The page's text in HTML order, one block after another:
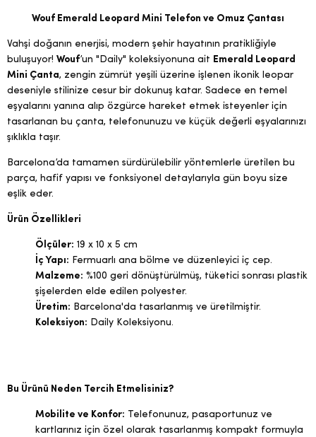
Wouf Emerald Leopard Mini Telefon ve Omuz Çantası
Vahşi doğanın enerjisi, modern şehir hayatının pratikliğiyle
buluşuyor! Wouf’un "Daily" koleksiyonuna ait Emerald Leopard
Mini Çanta, zengin zümrüt yeşili üzerine işlenen ikonik leopar
deseniyle stilinize cesur bir dokunuş katar. Sadece en temel
eşyalarını yanına alıp özgürce hareket etmek isteyenler için
tasarlanan bu çanta, telefonunuzu ve küçük değerli eşyalarınızı
şıklıkla taşır.
Barcelona’da tamamen sürdürülebilir yöntemlerle üretilen bu
parça, hafif yapısı ve fonksiyonel detaylarıyla gün boyu size
eşlik eder.
Ürün Özellikleri
Ölçüler: 19 x 10 x 5 cm
İç Yapı: Fermuarlı ana bölme ve düzenleyici iç cep.
Malzeme: %100 geri dönüştürülmüş, tüketici sonrası plastik
şişelerden elde edilen polyester.
Üretim: Barcelona'da tasarlanmış ve üretilmiştir.
Koleksiyon: Daily Koleksiyonu.
Bu Ürünü Neden Tercih Etmelisiniz?
Mobilite ve Konfor: Telefonunuz, pasaportunuz ve
kartlarınız için özel olarak tasarlanmış kompakt formuyla